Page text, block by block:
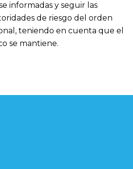
informadas y seguir las
de riesgo del orden
teniendo en cuenta que el
se mantiene.